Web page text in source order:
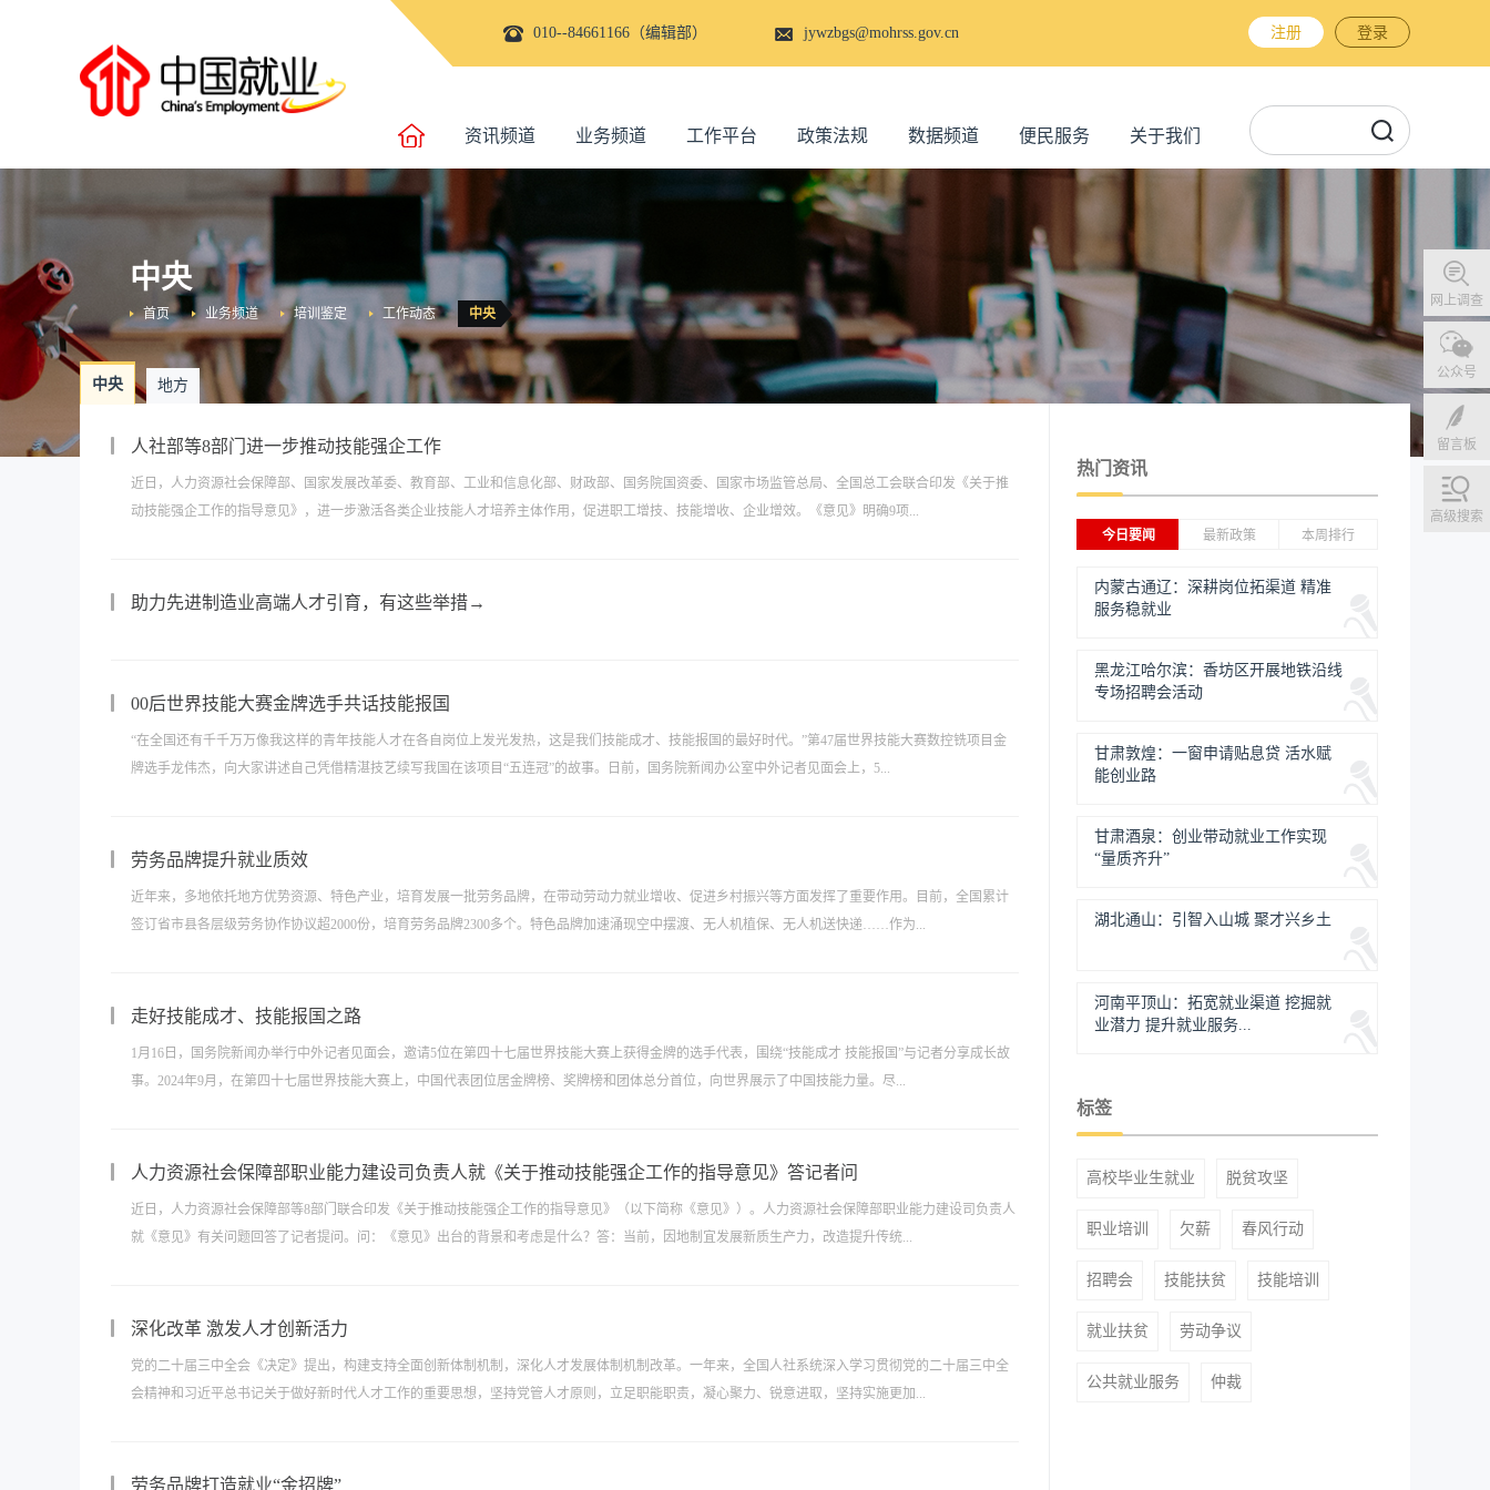
010--84661166（编辑部） jywzbgs@mohrss.gov.cn 注册 登录
资讯频道 业务频道 工作平台 政策法规 数据频道 便民服务 关于我们
网上调查
公众号
留言板
高级搜索
中央
中央
工作动态
培训鉴定
业务频道
首页
中央 地方
人社部等8部门进一步推动技能强企工作
近日，人力资源社会保障部、国家发展改革委、教育部、工业和信息化部、财政部、国务院国资委、国家市场监管总局、全国总工会联合印发《关于推
动技能强企工作的指导意见》，进一步激活各类企业技能人才培养主体作用，促进职工增技、技能增收、企业增效。《意见》明确9项...
助力先进制造业高端人才引育，有这些举措→
00后世界技能大赛金牌选手共话技能报国
“在全国还有千千万万像我这样的青年技能人才在各自岗位上发光发热，这是我们技能成才、技能报国的最好时代。”第47届世界技能大赛数控铣项目金
牌选手龙伟杰，向大家讲述自己凭借精湛技艺续写我国在该项目“五连冠”的故事。日前，国务院新闻办公室中外记者见面会上，5...
劳务品牌提升就业质效
近年来，多地依托地方优势资源、特色产业，培育发展一批劳务品牌，在带动劳动力就业增收、促进乡村振兴等方面发挥了重要作用。目前，全国累计
签订省市县各层级劳务协作协议超2000份，培育劳务品牌2300多个。特色品牌加速涌现空中摆渡、无人机植保、无人机送快递……作为...
走好技能成才、技能报国之路
1月16日，国务院新闻办举行中外记者见面会，邀请5位在第四十七届世界技能大赛上获得金牌的选手代表，围绕“技能成才 技能报国”与记者分享成长故
事。2024年9月，在第四十七届世界技能大赛上，中国代表团位居金牌榜、奖牌榜和团体总分首位，向世界展示了中国技能力量。尽...
人力资源社会保障部职业能力建设司负责人就《关于推动技能强企工作的指导意见》答记者问
近日，人力资源社会保障部等8部门联合印发《关于推动技能强企工作的指导意见》（以下简称《意见》）。人力资源社会保障部职业能力建设司负责人
就《意见》有关问题回答了记者提问。问：《意见》出台的背景和考虑是什么？答：当前，因地制宜发展新质生产力，改造提升传统...
深化改革 激发人才创新活力
党的二十届三中全会《决定》提出，构建支持全面创新体制机制，深化人才发展体制机制改革。一年来，全国人社系统深入学习贯彻党的二十届三中全
会精神和习近平总书记关于做好新时代人才工作的重要思想，坚持党管人才原则，立足职能职责，凝心聚力、锐意进取，坚持实施更加...
劳务品牌打造就业“金招牌”
热门资讯
今日要闻 最新政策 本周排行
内蒙古通辽：深耕岗位拓渠道 精准
服务稳就业
黑龙江哈尔滨：香坊区开展地铁沿线
专场招聘会活动
甘肃敦煌：一窗申请贴息贷 活水赋
能创业路
甘肃酒泉：创业带动就业工作实现
“量质齐升”
湖北通山：引智入山城 聚才兴乡土
河南平顶山：拓宽就业渠道 挖掘就
业潜力 提升就业服务...
标签
高校毕业生就业 脱贫攻坚
职业培训 欠薪 春风行动
招聘会 技能扶贫 技能培训
就业扶贫 劳动争议
公共就业服务 仲裁